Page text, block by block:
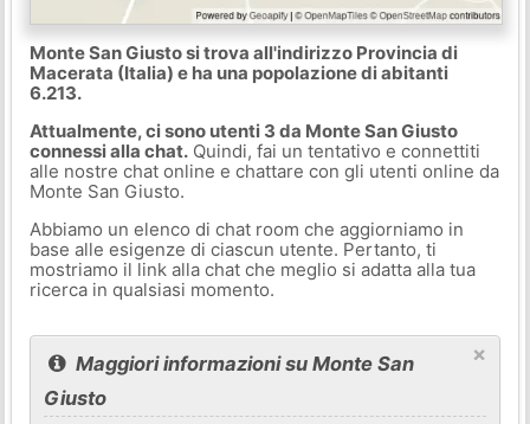
Monte San Giusto si trova all'indirizzo Provincia di
Macerata (Italia) e ha una popolazione di abitanti
6.213.
Attualmente, ci sono utenti 3 da Monte San Giusto
connessi alla chat.Quindi, fai un tentativo e connettiti
alle nostre chat online e chattare con gli utenti online da
Monte San Giusto.
Abbiamo un elenco di chat room che aggiorniamo in
base alle esigenze di ciascun utente. Pertanto, ti
mostriamo il link alla chat che meglio si adatta alla tua
ricerca in qualsiasi momento.
×
Maggiori informazioni su Monte San
Giusto